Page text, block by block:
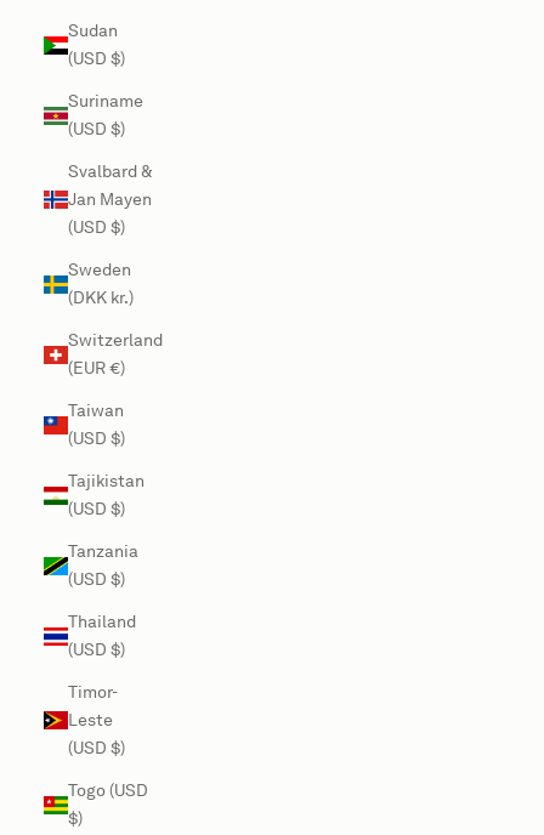
Sudan
(USD $)
Suriname
(USD $)
Svalbard &
Jan Mayen
(USD $)
Sweden
(DKK kr.)
Switzerland
(EUR €)
Taiwan
(USD $)
Tajikistan
(USD $)
Tanzania
(USD $)
Thailand
(USD $)
Timor-
Leste
(USD $)
Togo (USD
$)